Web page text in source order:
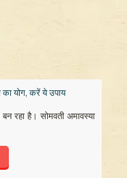
का योग, करें ये उपाय
रहा है। सोमवती अमावस्या